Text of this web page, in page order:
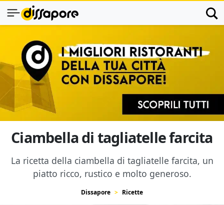
Ciambella di tagliatelle farcita
La ricetta della ciambella di tagliatelle farcita, un
piatto ricco, rustico e molto generoso.
Dissapore Ricette